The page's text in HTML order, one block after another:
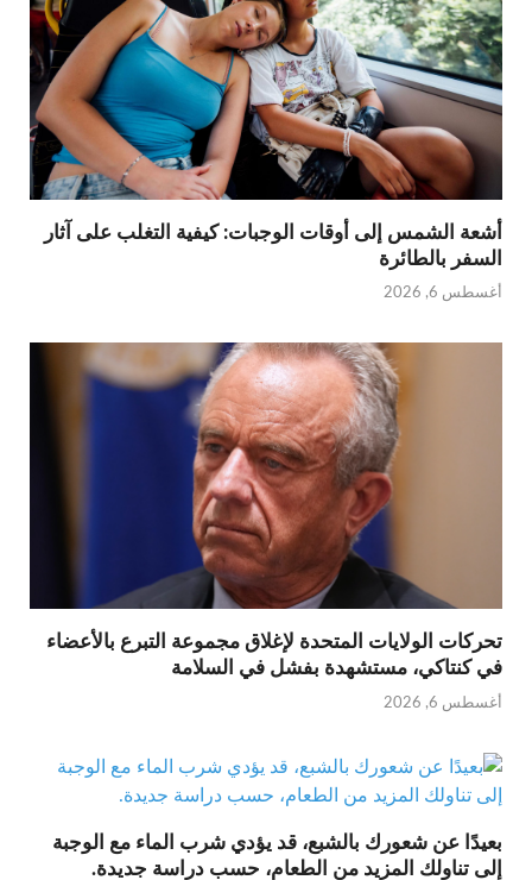
أشعة الشمس إلى أوقات الوجبات: كيفية التغلب على آثار
السفر بالطائرة
أغسطس 6, 2026
تحركات الولايات المتحدة لإغلاق مجموعة التبرع بالأعضاء
في كنتاكي، مستشهدة بفشل في السلامة
أغسطس 6, 2026
بعيدًا عن شعورك بالشبع، قد يؤدي شرب الماء مع الوجبة
إلى تناولك المزيد من الطعام، حسب دراسة جديدة.